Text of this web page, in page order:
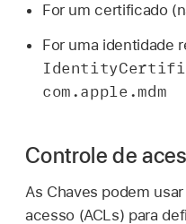
For um certificado
For uma identidade
com.apple.mdm
Controle de
As Chaves podem
acesso (ACLs) para